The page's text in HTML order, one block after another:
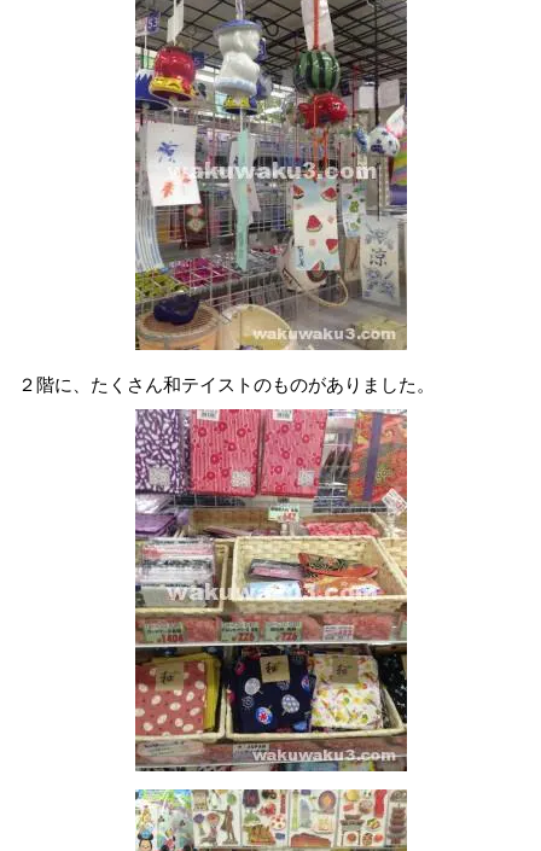
２階に、たくさん和テイストのものがありました。